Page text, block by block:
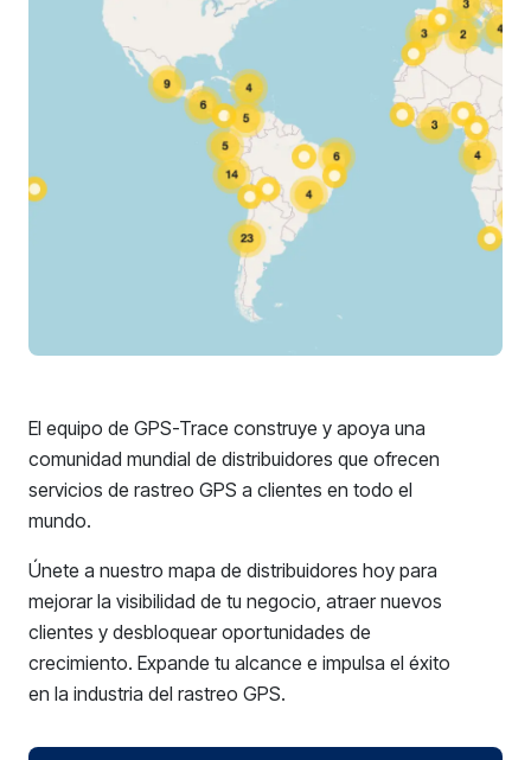
El equipo de GPS-Trace construye y apoya una
comunidad mundial de distribuidores que ofrecen
servicios de rastreo GPS a clientes en todo el
mundo.
Únete a nuestro mapa de distribuidores hoy para
mejorar la visibilidad de tu negocio, atraer nuevos
clientes y desbloquear oportunidades de
crecimiento. Expande tu alcance e impulsa el éxito
en la industria del rastreo GPS.